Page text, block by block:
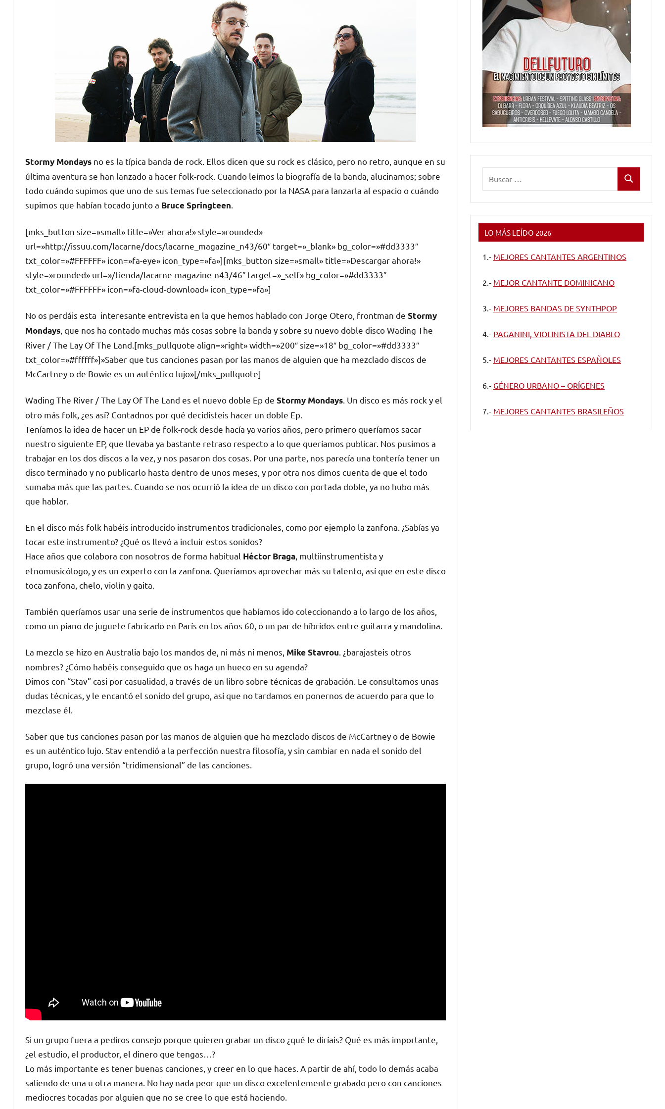
Stormy Mondays no es la típica banda de rock. Ellos dicen que su rock es clásico, pero no retro, aunque en su
última aventura se han lanzado a hacer folk-rock. Cuando leímos la biografía de la banda, alucinamos; sobre
todo cuándo supimos que uno de sus temas fue seleccionado por la NASA para lanzarla al espacio o cuándo
supimos que habían tocado junto a Bruce Springteen
[mks_button size=»small» title=»Ver ahora!» style=»rounded»
url=»http://issuu.com/lacarne/docs/lacarne_magazine_n43/60″ target=»_blank» bg_color=»#dd3333″
txt_color=»#FFFFFF» icon=»fa-eye» icon_type=»fa»][mks_button size=»small» title=»Descargar ahora!»
style=»rounded» url=»/tienda/lacarne-magazine-n43/46″ target=»_self» bg_color=»#dd3333″
txt_color=»#FFFFFF» icon=»fa-cloud-download» icon_type=»fa»]
No os perdáis esta interesante entrevista en la que hemos hablado con Jorge Otero, frontman de Stormy
Mondays , que nos ha contado muchas más cosas sobre la banda y sobre su nuevo doble discoWading The
River / The Lay Of The Land .[mks_pullquote align=»right» width=»200″ size=»18″ bg_color=»#dd3333″
txt_color=»#ffffff»]»Saber que tus canciones pasan por las manos de alguien que ha mezclado discos de
McCartney o de Bowie es un auténtico lujo»[/mks_pullquote]
Wading The River / The Lay Of The Land es el nuevo doble Ep de Stormy Mondays . Un disco es más rock y el
otro más folk, ¿es así? Contadnos por qué decidisteis hacer un doble Ep.
Teníamos la idea de hacer un EP de folk-rock desde hacía ya varios años, pero primero queríamos sacar
nuestro siguiente EP, que llevaba ya bastante retraso respecto a lo que queríamos publicar. Nos pusimos a
trabajar en los dos discos a la vez, y nos pasaron dos cosas. Por una parte, nos parecía una tontería tener un
disco terminado y no publicarlo hasta dentro de unos meses, y por otra nos dimos cuenta de que el todo
sumaba más que las partes. Cuando se nos ocurrió la idea de un disco con portada doble, ya no hubo más
que hablar.
En el disco más folk habéis introducido instrumentos tradicionales, como por ejemplo la zanfona. ¿Sabías ya
tocar este instrumento? ¿Qué os llevó a incluir estos sonidos?
Hace años que colabora con nosotros de forma habitual Héctor Braga , multiinstrumentista y
etnomusicólogo, y es un experto con la zanfona. Queríamos aprovechar más su talento, así que en este disco
toca zanfona, chelo, violín y gaita.
También queríamos usar una serie de instrumentos que habíamos ido coleccionando a lo largo de los años,
como un piano de juguete fabricado en París en los años 60, o un par de híbridos entre guitarra y mandolina.
La mezcla se hizo en Australia bajo los mandos de, ni más ni menos, Mike Stavrou . ¿barajasteis otros
nombres? ¿Cómo habéis conseguido que os haga un hueco en su agenda?
Dimos con “Stav” casi por casualidad, a través de un libro sobre técnicas de grabación. Le consultamos unas
dudas técnicas, y le encantó el sonido del grupo, así que no tardamos en ponernos de acuerdo para que lo
mezclase él.
Saber que tus canciones pasan por las manos de alguien que ha mezclado discos de McCartney o de Bowie
es un auténtico lujo. Stav entendió a la perfección nuestra filosofía, y sin cambiar en nada el sonido del
grupo, logró una versión “tridimensional” de las canciones.
Si un grupo fuera a pediros consejo porque quieren grabar un disco ¿qué le diríais? Qué es más importante,
¿el estudio, el productor, el dinero que tengas…?
Lo más importante es tener buenas canciones, y creer en lo que haces. A partir de ahí, todo lo demás acaba
saliendo de una u otra manera. No hay nada peor que un disco excelentemente grabado pero con canciones
mediocres tocadas por alguien que no se cree lo que está haciendo.
Buscar
LO MÁS LEÍDO 2026
1.- MEJORES CANTANTES ARGENTINOS
2.- MEJOR CANTANTE DOMINICANO
3.- MEJORES BANDAS DE SYNTHPOP
4.- PAGANINI, VIOLINISTA DEL DIABLO
5.- MEJORES CANTANTES ESPAÑOLES
6.- GÉNERO URBANO – ORÍGENES
7.- MEJORES CANTANTES BRASILEÑOS